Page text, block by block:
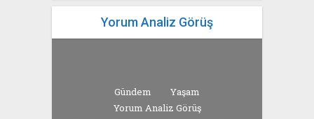
Yorum Analiz Görüş
Gündem
Yaşam
Yorum Analiz Görüş